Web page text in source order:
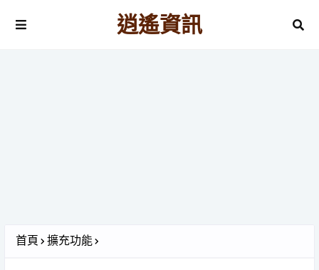
逍遙資訊
首頁 擴充功能